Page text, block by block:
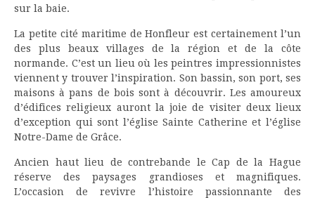
sur la baie.
La petite cité maritime de Honfleur est certainement l’un
des plus beaux villages de la région et de la côte
normande. C’est un lieu où les peintres impressionnistes
viennent y trouver l’inspiration. Son bassin, son port, ses
maisons à pans de bois sont à découvrir. Les amoureux
d’édifices religieux auront la joie de visiter deux lieux
d’exception qui sont l’église Sainte Catherine et l’église
Notre-Dame de Grâce.
Ancien haut lieu de contrebande le Cap de la Hague
réserve des paysages grandioses et magnifiques.
L’occasion de revivre l’histoire passionnante des